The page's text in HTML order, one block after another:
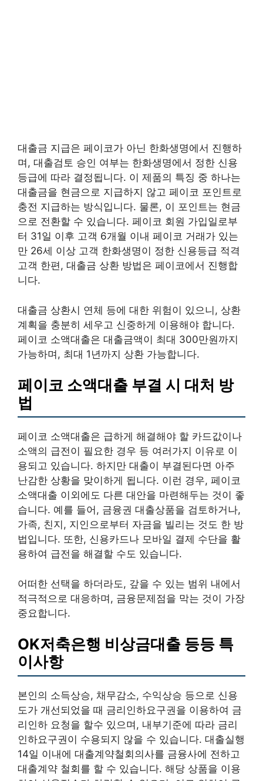
대출금 지급은 페이코가 아닌 한화생명에서 진행하
며, 대출검토 승인 여부는 한화생명에서 정한 신용
등급에 따라 결정됩니다. 이 제품의 특징 중 하나는
대출금을 현금으로 지급하지 않고 페이코 포인트로
충전 지급하는 방식입니다. 물론, 이 포인트는 현금
으로 전환할 수 있습니다. 페이코 회원 가입일로부
터 31일 이후 고객 6개월 이내 페이코 거래가 있는
만 26세 이상 고객 한화생명이 정한 신용등급 적격
고객 한편, 대출금 상환 방법은 페이코에서 진행합
니다.
대출금 상환시 연체 등에 대한 위험이 있으니, 상환
계획을 충분히 세우고 신중하게 이용해야 합니다.
페이코 소액대출은 대출금액이 최대 300만원까지
가능하며, 최대 1년까지 상환 가능합니다.
페이코 소액대출 부결 시 대처 방
법
페이코 소액대출은 급하게 해결해야 할 카드값이나
소액의 급전이 필요한 경우 등 여러가지 이유로 이
용되고 있습니다. 하지만 대출이 부결된다면 아주
난감한 상황을 맞이하게 됩니다. 이런 경우, 페이코
소액대출 이외에도 다른 대안을 마련해두는 것이 좋
습니다. 예를 들어, 금융권 대출상품을 검토하거나,
가족, 친지, 지인으로부터 자금을 빌리는 것도 한 방
법입니다. 또한, 신용카드나 모바일 결제 수단을 활
용하여 급전을 해결할 수도 있습니다.
어떠한 선택을 하더라도, 갚을 수 있는 범위 내에서
적극적으로 대응하며, 금융문제점을 막는 것이 가장
중요합니다.
OK저축은행 비상금대출 등등 특
이사항
본인의 소득상승, 채무감소, 수익상승 등으로 신용
도가 개선되었을 때 금리인하요구권을 이용하여 금
리인하 요청을 할수 있으며, 내부기준에 따라 금리
인하요구권이 수용되지 않을 수 있습니다. 대출실행
14일 이내에 대출계약철회의사를 금융사에 전하고
대출계약 철회를 할 수 있습니다. 해당 상품을 이용